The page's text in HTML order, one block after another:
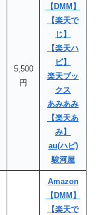
5,500
円
【DMM】
【楽天で
じ】
【楽天ハ
ピ】
楽天ブッ
クス
あみあみ
【楽天あ
み】
au(ハピ)
駿河屋
Amazon
【DMM】
【楽天で